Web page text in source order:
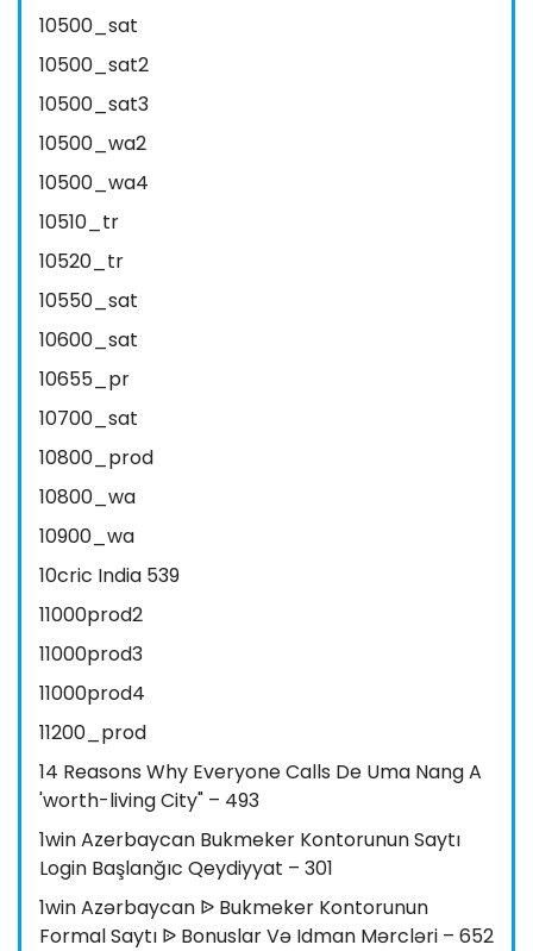
10500_sat
10500_sat2
10500_sat3
10500_wa2
10500_wa4
10510_tr
10520_tr
10550_sat
10600_sat
10655_pr
10700_sat
10800_prod
10800_wa
10900_wa
10cric India 539
11000prod2
11000prod3
11000prod4
11200_prod
14 Reasons Why Everyone Calls De Uma Nang A
'worth-living City" – 493
1win Azerbaycan Bukmeker Kontorunun Saytı
Login Başlanğıc Qeydiyyat – 301
1win Azərbaycan ᐉ Bukmeker Kontorunun
Formal Saytı ᐉ Bonuslar Və Idman Mərcləri – 652